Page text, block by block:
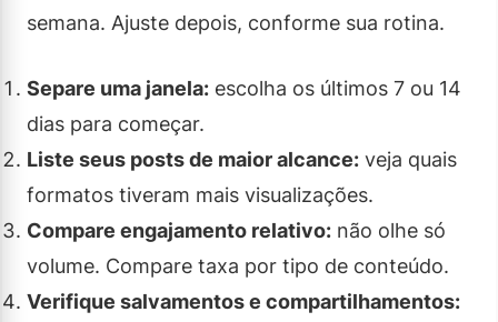
semana. Ajuste depois, conforme sua rotina.
Separe uma janela: escolha os últimos 7 ou 14
dias para começar.
Liste seus posts de maior alcance: veja quais
formatos tiveram mais visualizações.
Compare engajamento relativo: não olhe só
volume. Compare taxa por tipo de conteúdo.
Verifique salvamentos e compartilhamentos: